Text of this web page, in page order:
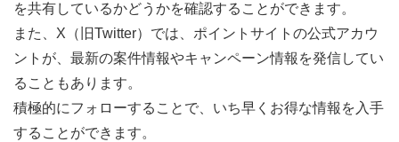
を共有しているかどうかを確認することができます。
また、X（旧Twitter）では、ポイントサイトの公式アカウ
ントが、最新の案件情報やキャンペーン情報を発信してい
ることもあります。
積極的にフォローすることで、いち早くお得な情報を入手
することができます。